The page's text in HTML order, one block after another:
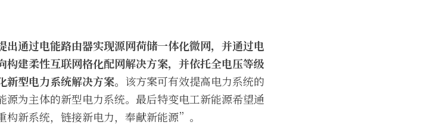
出通过电能路由器实现源网荷储一体化微网，并通过电
建柔性互联网格化配网解决方案，并依托全电压等级
型电力系统解决方案。 该方案可有效提高电力系统的
为主体的新型电力系统。最后特变电工新能源希望通
新系统，链接新电力，奉献新能源”。